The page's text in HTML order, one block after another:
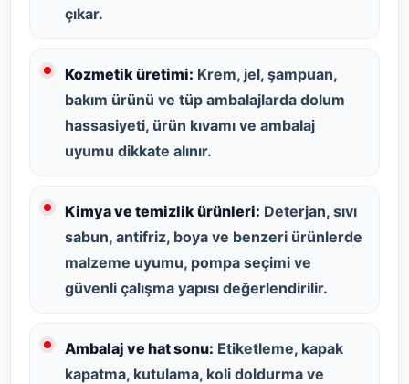
çıkar.
Kozmetik üretimi: Krem, jel, şampuan,
bakım ürünü ve tüp ambalajlarda dolum
hassasiyeti, ürün kıvamı ve ambalaj
uyumu dikkate alınır.
Kimya ve temizlik ürünleri: Deterjan, sıvı
sabun, antifriz, boya ve benzeri ürünlerde
malzeme uyumu, pompa seçimi ve
güvenli çalışma yapısı değerlendirilir.
Ambalaj ve hat sonu: Etiketleme, kapak
kapatma, kutulama, koli doldurma ve